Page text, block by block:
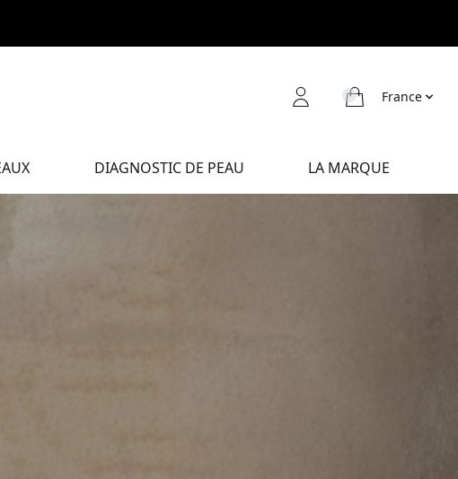
France
DIAGNOSTIC DE PEAU LA MARQUE